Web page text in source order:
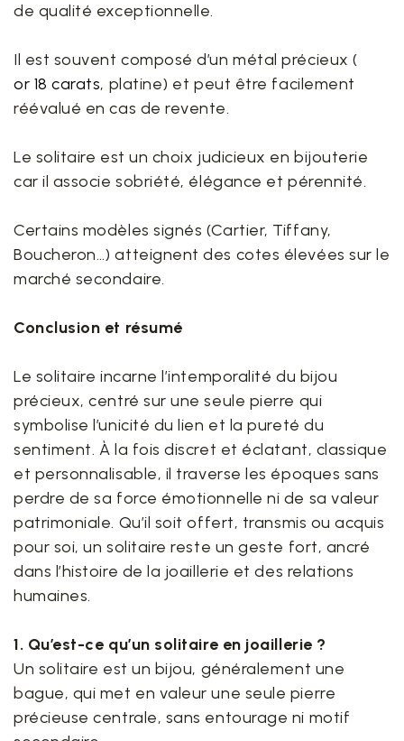
de qualité exceptionnelle.
Il est souvent composé d’un métal précieux (
or 18 carats, platine) et peut être facilement
réévalué en cas de revente.
Le solitaire est un choix judicieux en bijouterie
car il associe sobriété, élégance et pérennité.
Certains modèles signés (Cartier, Tiffany,
Boucheron…) atteignent des cotes élevées sur le
marché secondaire.
Conclusion et résumé
Le solitaire incarne l’intemporalité du bijou
précieux, centré sur une seule pierre qui
symbolise l’unicité du lien et la pureté du
sentiment. À la fois discret et éclatant, classique
et personnalisable, il traverse les époques sans
perdre de sa force émotionnelle ni de sa valeur
patrimoniale. Qu’il soit offert, transmis ou acquis
pour soi, un solitaire reste un geste fort, ancré
dans l’histoire de la joaillerie et des relations
humaines.
1. Qu’est-ce qu’un solitaire en joaillerie ?
Un solitaire est un bijou, généralement une
bague, qui met en valeur une seule pierre
précieuse centrale, sans entourage ni motif